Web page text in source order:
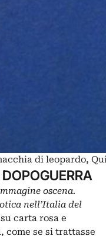
di leopardo,
oscena.
nell’Italia del
carta rosa e
come se si trattasse